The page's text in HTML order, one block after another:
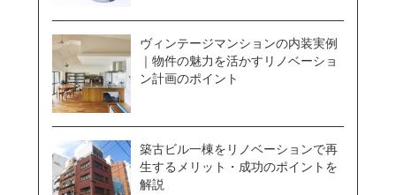
ヴィンテージマンションの内装実例
｜物件の魅力を活かすリノベーショ
ン計画のポイント
築古ビル一棟をリノベーションで再
生するメリット・成功のポイントを
解説